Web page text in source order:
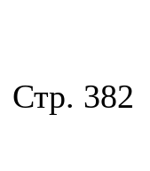
Стр. 382